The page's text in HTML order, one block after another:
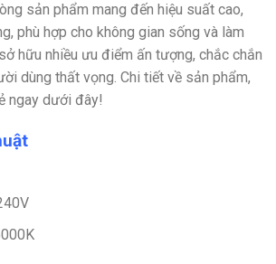
sản phẩm mang đến hiệu suất cao,
phù hợp cho không gian sống và làm
hữu nhiều ưu điểm ấn tượng, chắc chắn
dùng thất vọng. Chi tiết về sản phẩm,
ngay dưới đây!